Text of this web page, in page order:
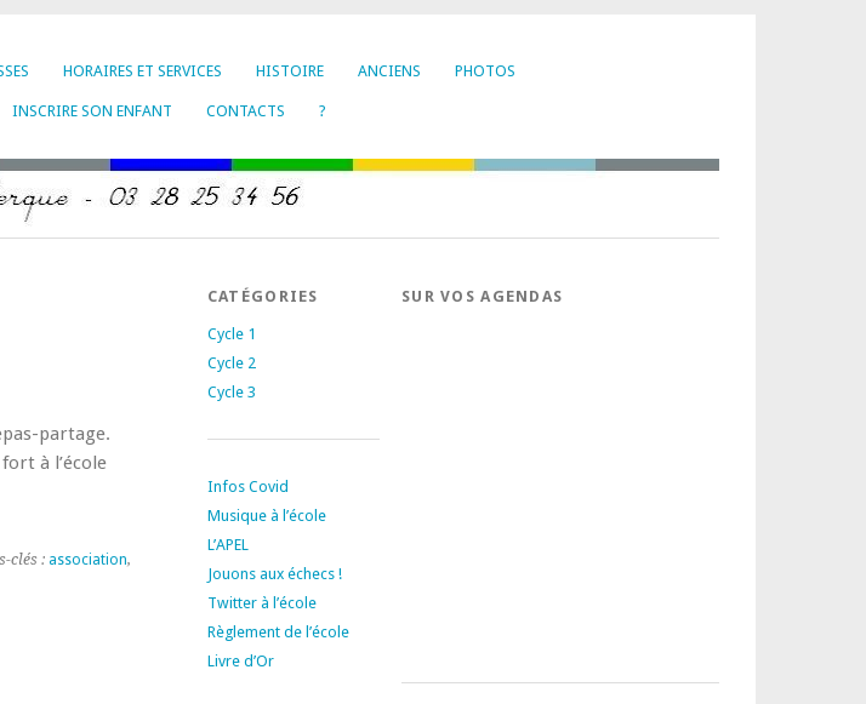
HORAIRES ET SERVICES HISTOIRE ANCIENS PHOTOS
INSCRIRE SON ENFANT CONTACTS ?
partage.
à l’école
clés : association,
CATÉGORIES
Cycle 1
Cycle 2
Cycle 3
Infos Covid
Musique à l’école
L’APEL
Jouons aux échecs !
Twitter à l’école
Règlement de l’école
Livre d’Or
SUR VOS AGENDAS